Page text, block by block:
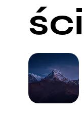
ści